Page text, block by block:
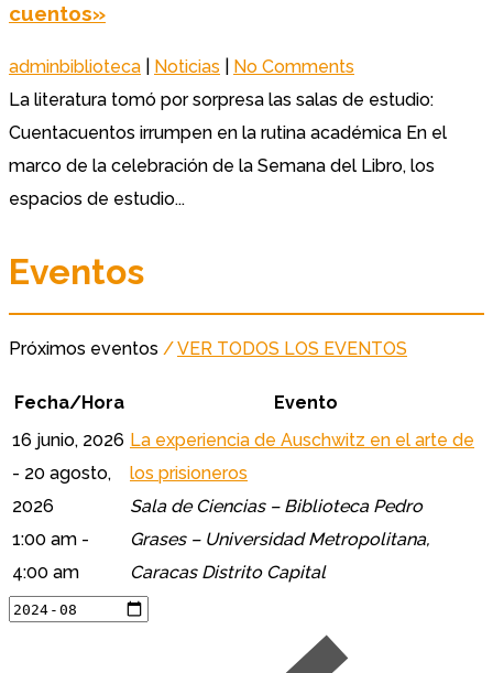
cuentos»
adminbiblioteca Noticias
No Comments
La literatura tomó por sorpresa las salas de estudio:
Cuentacuentos irrumpen en la rutina académica En el
marco de la celebración de la Semana del Libro, los
espacios de estudio...
Eventos
Próximos eventos /VER TODOS LOS EVENTOS
Fecha/Hora
Evento
16 junio, 2026
- 20 agosto,
2026
1:00 am -
4:00 am
La experiencia de Auschwitz en el arte de
los prisioneros
Sala de Ciencias – Biblioteca Pedro
Grases – Universidad Metropolitana,
Caracas Distrito Capital